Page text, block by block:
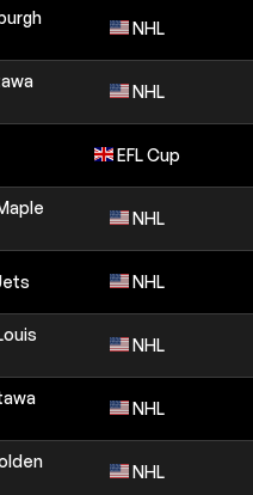
NHL
NHL
EFL Cup
NHL
NHL
NHL
NHL
NHL